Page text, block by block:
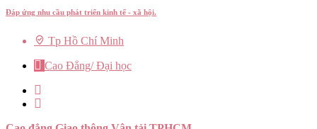
Đáp ứng nhu cầu phát triển kinh tế - xã hội.
Tp Hồ Chí Minh
Cao Đẳng/ Đại học